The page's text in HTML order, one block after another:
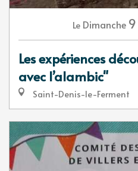
Le Dimanche 9
Les expériences
avec l’alambic"
Saint-Denis-le-Ferment